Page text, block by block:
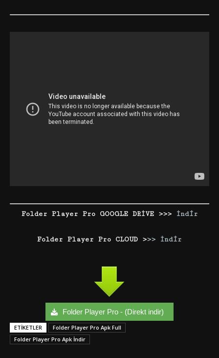
Folder Player Pro GOOGLE DRİVE >>>İndir
Folder Player Pro CLOUD >>> İndir
Folder Player Pro - (Direkt indir)
ETIKETLER
Folder Player Pro Apk Full
Folder Player Pro Apk İndir